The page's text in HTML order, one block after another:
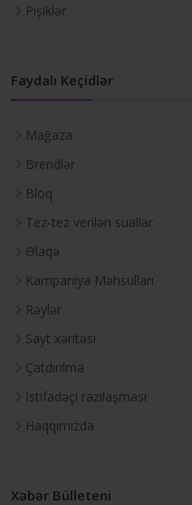
Pişiklər
Faydalı Keçidlər
Mağaza
Brendlər
Bloq
Tez-tez verilən suallar
Əlaqə
Kampaniya Məhsulları
Rəylər
Sayt xəritəsi
Çatdırılma
İstifadəçi razılaşması
Haqqımızda
Xəbər Bülleteni